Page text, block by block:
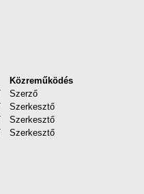
Közreműködés
Szerző
Szerkesztő
Szerkesztő
Szerkesztő